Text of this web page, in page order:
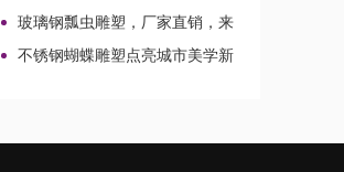
间的魔法家具!
玻璃钢瓢虫雕塑，厂家直销，来
图定制不一样的风景!
不锈钢蝴蝶雕塑点亮城市美学新